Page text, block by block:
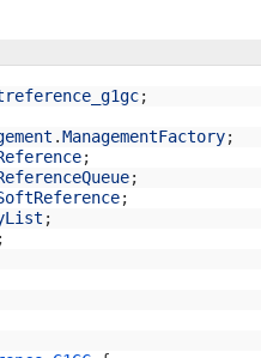
;
.ManagementFactory;
;
;
;
;
;